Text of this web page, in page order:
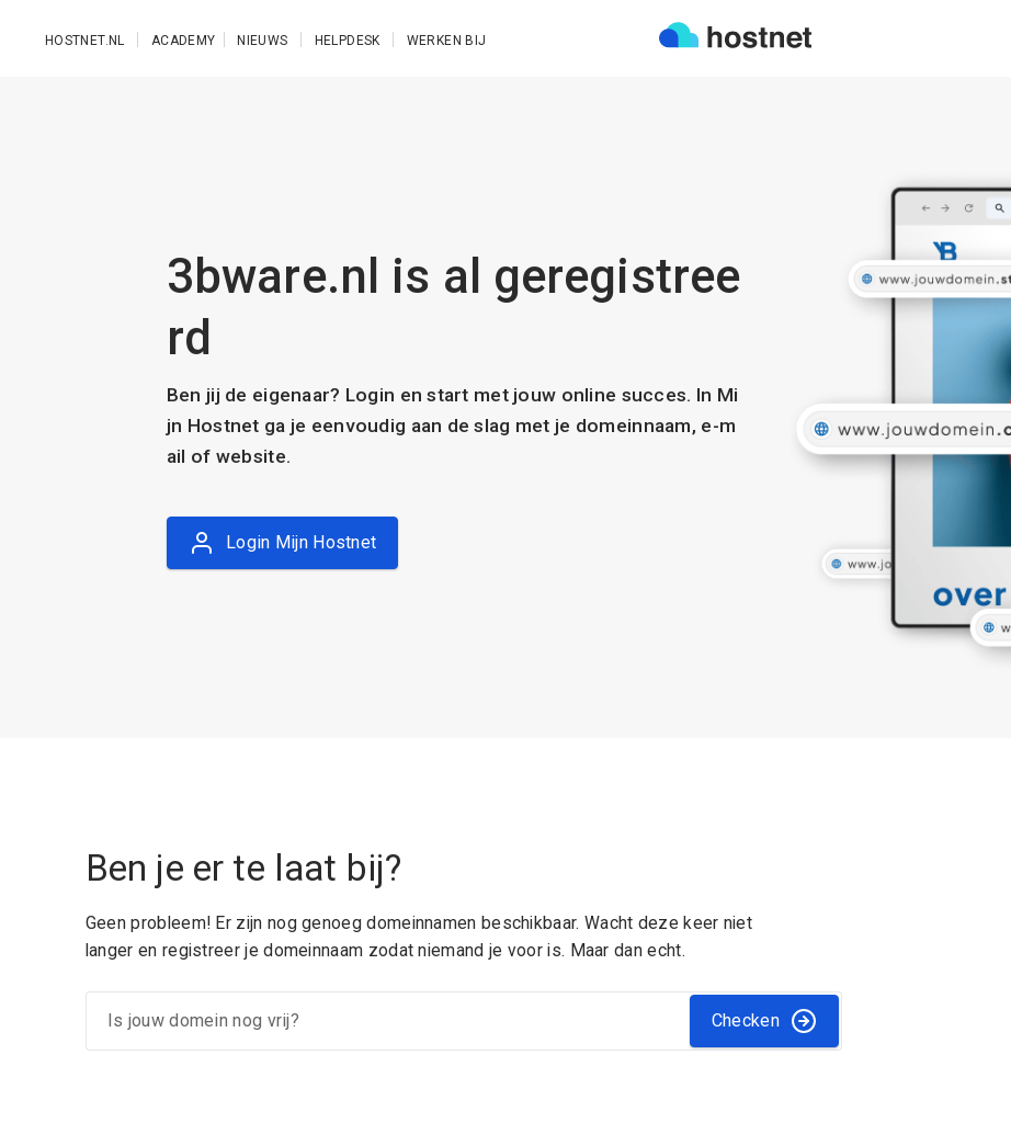
HOSTNET.NL ACADEMY NIEUWS HELPDESK WERKEN BIJ
3bware.nl is al geregistree
rd
Ben jij de eigenaar? Login en start met jouw online succes. In Mi
jn Hostnet ga je eenvoudig aan de slag met je domeinnaam, e-m
ail of website.
Login Mijn Hostnet
Ben je er te laat bij?
Geen probleem! Er zijn nog genoeg domeinnamen beschikbaar. Wacht deze keer niet
langer en registreer je domeinnaam zodat niemand je voor is. Maar dan echt.
Checken